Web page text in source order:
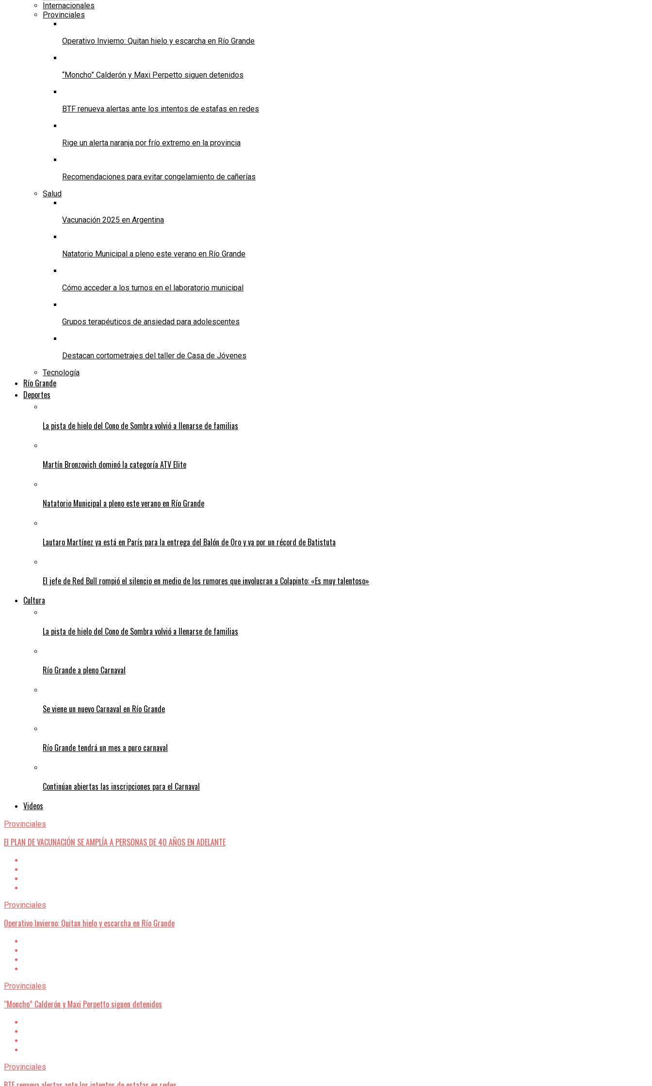
Internacionales
Provinciales
Operativo Invierno: Quitan hielo y escarcha en Río Grande
“Moncho” Calderón y Maxi Perpetto siguen detenidos
BTF renueva alertas ante los intentos de estafas en redes
Rige un alerta naranja por frío extremo en la provincia
Recomendaciones para evitar congelamiento de cañerías
Salud
Vacunación 2025 en Argentina
Natatorio Municipal a pleno este verano en Río Grande
Cómo acceder a los turnos en el laboratorio municipal
Grupos terapéuticos de ansiedad para adolescentes
Destacan cortometrajes del taller de Casa de Jóvenes
Tecnología
Río Grande
Deportes
La pista de hielo del Cono de Sombra volvió a llenarse de familias
Martín Bronzovich dominó la categoría ATV Elite
Natatorio Municipal a pleno este verano en Río Grande
Lautaro Martínez ya está en París para la entrega del Balón de Oro y va por un récord de Batistuta
El jefe de Red Bull rompió el silencio en medio de los rumores que involucran a Colapinto: «Es muy talentoso»
Cultura
La pista de hielo del Cono de Sombra volvió a llenarse de familias
Río Grande a pleno Carnaval
Se viene un nuevo Carnaval en Río Grande
Río Grande tendrá un mes a puro carnaval
Continúan abiertas las inscripciones para el Carnaval
Videos
Provinciales
El PLAN DE VACUNACIÓN SE AMPLÍA A PERSONAS DE 40 AÑOS EN ADELANTE
Provinciales
Operativo Invierno: Quitan hielo y escarcha en Río Grande
Provinciales
“Moncho” Calderón y Maxi Perpetto siguen detenidos
Provinciales